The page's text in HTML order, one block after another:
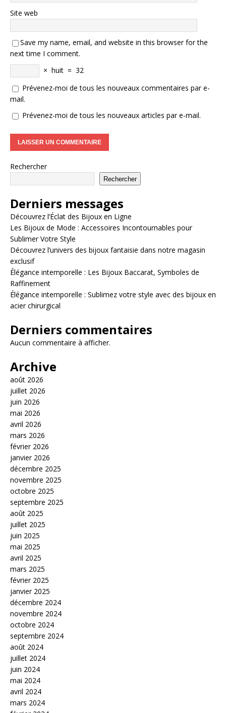
Site web
Save my name, email, and website in this browser for the
next time I comment.
× huit = 32
Prévenez-moi de tous les nouveaux commentaires par e-
mail.
Prévenez-moi de tous les nouveaux articles par e-mail.
Rechercher
Rechercher
Derniers messages
Découvrez l’Éclat des Bijoux en Ligne
Les Bijoux de Mode : Accessoires Incontournables pour
Sublimer Votre Style
Découvrez l’univers des bijoux fantaisie dans notre magasin
exclusif
Élégance intemporelle : Les Bijoux Baccarat, Symboles de
Raffinement
Élégance intemporelle : Sublimez votre style avec des bijoux en
acier chirurgical
Derniers commentaires
Aucun commentaire à afficher.
Archive
août 2026
juillet 2026
juin 2026
mai 2026
avril 2026
mars 2026
février 2026
janvier 2026
décembre 2025
novembre 2025
octobre 2025
septembre 2025
août 2025
juillet 2025
juin 2025
mai 2025
avril 2025
mars 2025
février 2025
janvier 2025
décembre 2024
novembre 2024
octobre 2024
septembre 2024
août 2024
juillet 2024
juin 2024
mai 2024
avril 2024
mars 2024